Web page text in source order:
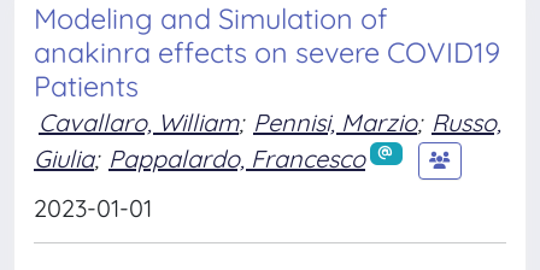
Modeling and Simulation of
anakinra effects on severe COVID19
Patients
Cavallaro, William; Pennisi, Marzio; Russo,
Giulia; Pappalardo, Francesco
2023-01-01